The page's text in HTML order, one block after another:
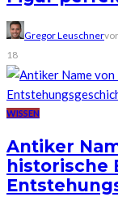
Gregor Leuschner
18
WISSEN
Antiker
historische